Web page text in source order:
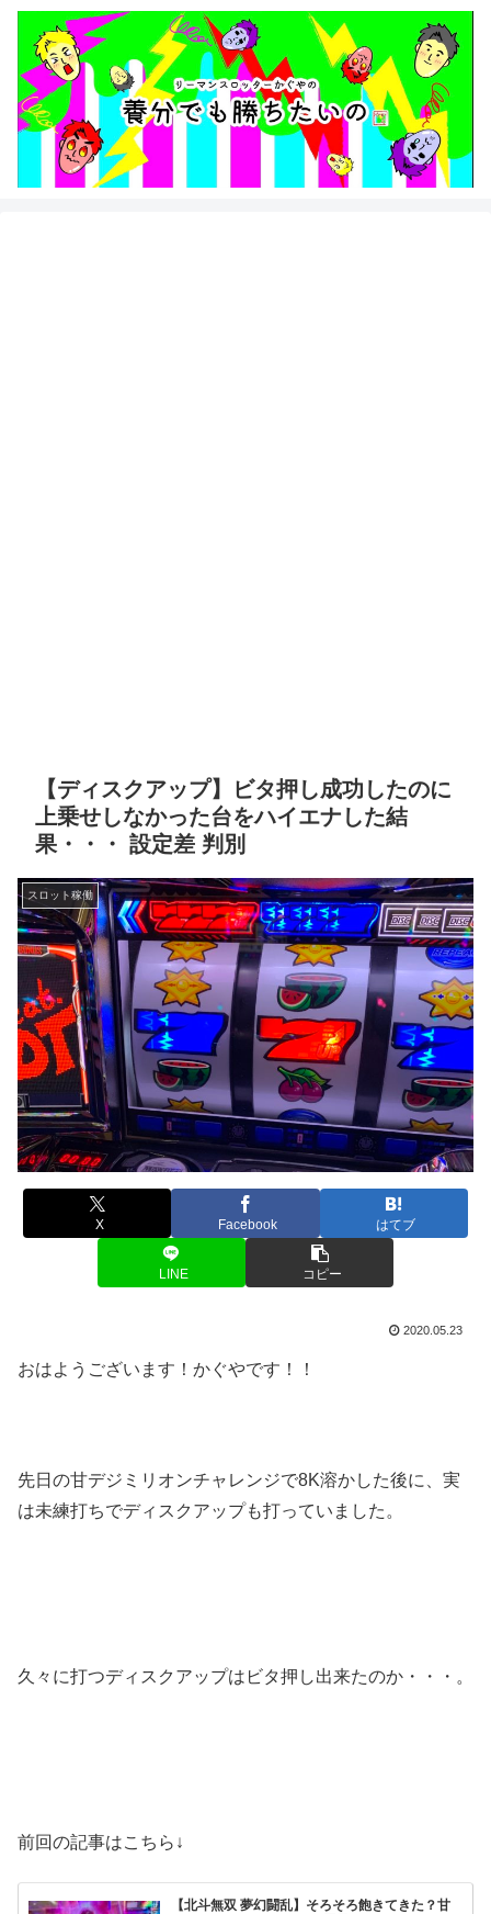
【ディスクアップ】ビタ押し成功したのに
上乗せしなかった台をハイエナした結
果・・・ 設定差 判別
スロット稼働
X Facebook はてブ
LINE コピー
2020.05.23
おはようございます！かぐやです！！
先日の甘デジミリオンチャレンジで8K溶かした後に、実
は未練打ちでディスクアップも打っていました。
久々に打つディスクアップはビタ押し出来たのか・・・。
前回の記事はこちら↓
【北斗無双 夢幻闘乱】そろそろ飽きてきた？甘